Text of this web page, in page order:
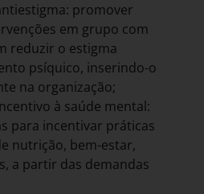
promover
em grupo com
reduzir o estigma
psíquico, inserindo-o
na organização;
à saúde mental:
para incentivar práticas
nutrição, bem-estar,
a partir das demandas